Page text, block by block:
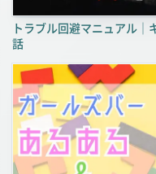
トラブル回避マニュアル
話